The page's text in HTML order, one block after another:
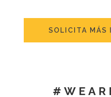
SOLICITA MÁS